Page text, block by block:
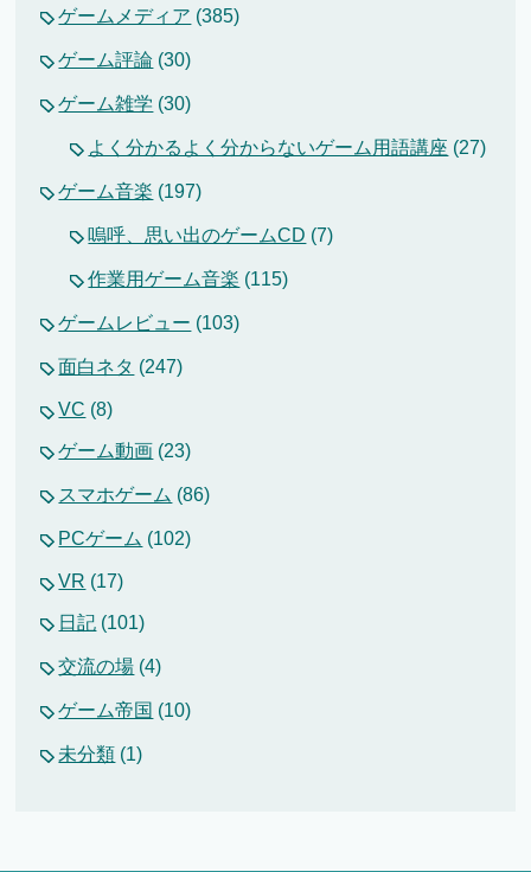
ゲームメディア (385)
ゲーム評論 (30)
ゲーム雑学 (30)
よく分かるよく分からないゲーム用語講座 (27)
ゲーム音楽 (197)
嗚呼、思い出のゲームCD (7)
作業用ゲーム音楽 (115)
ゲームレビュー (103)
面白ネタ (247)
VC (8)
ゲーム動画 (23)
スマホゲーム (86)
PCゲーム (102)
VR (17)
日記 (101)
交流の場 (4)
ゲーム帝国 (10)
未分類 (1)